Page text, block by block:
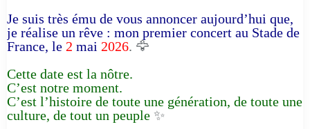
Je suis très ému de vous annoncer aujourd’hui que,
je réalise un rêve : mon premier concert au Stade de
France, le 2 mai 2026. 🦅
Cette date est la nôtre.
C’est notre moment.
C’est l’histoire de toute une génération, de toute une
culture, de tout un peuple ✨